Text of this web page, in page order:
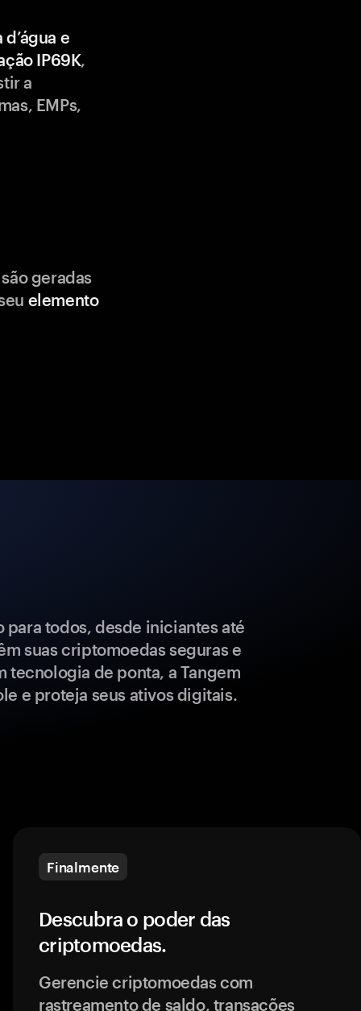
d’água e
IP69K,
a
EMPs,
geradas
elemento
para todos, desde iniciantes até
suas criptomoedas seguras e
tecnologia de ponta, a Tangem
e proteja seus ativos digitais.
Finalmente
Descubra o poder das
criptomoedas.
Gerencie criptomoedas com
rastreamento de saldo, transações